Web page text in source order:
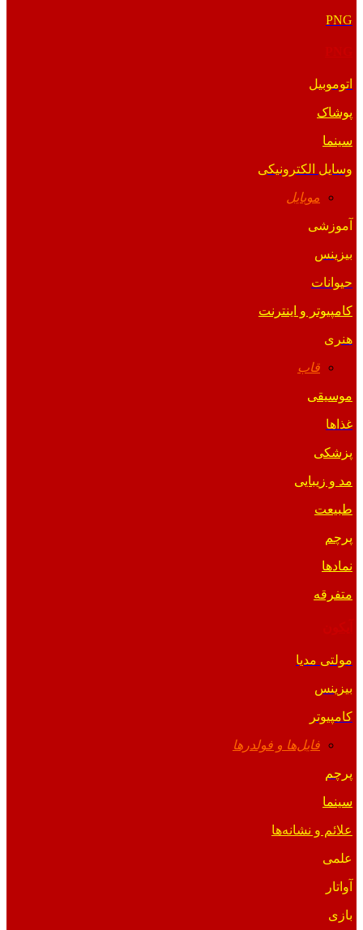
PNG
اتوموبیل
پوشاک
سینما
وسایل الکترونیکی
موبایل
آموزشی
بیزینس
حیوانات
کامپیوتر و اینترنت
هنری
قاب
موسیقی
غذاها
پزشکی
مد و زیبایی
طبیعت
پرچم
نمادها
متفرقه
مولتی مدیا
بیزینس
کامپیوتر
فایل‌ها و فولدرها
پرچم
سینما
علائم و نشانه‌ها
علمی
آواتار
بازی